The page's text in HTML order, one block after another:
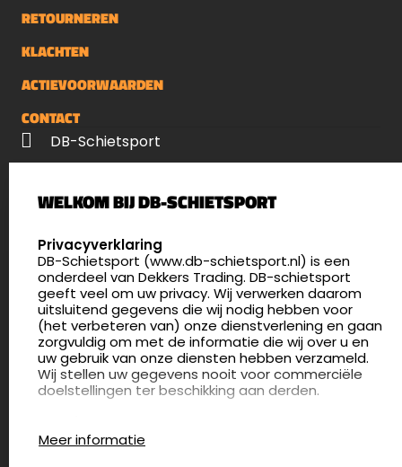
RETOURNEREN
KLACHTEN
ACTIEVOORWAARDEN
CONTACT
DB-Schietsport
5411 LX Zeeland
4.8
172 beoordelingen
info@db-schietsport.nl
Openingstijden
Dinsdag en donderdag: 13:00 - 17:00 én 18:00 - 21:00
uur
Afspraak maken
WELKOM BIJ DB-SCHIETSPORT
SELECT LANGUAGE
Privacyverklaring
DB-Schietsport (www.db-schietsport.nl) is een
onderdeel van Dekkers Trading. DB-schietsport
geeft veel om uw privacy. Wij verwerken daarom
uitsluitend gegevens die wij nodig hebben voor
(het verbeteren van) onze dienstverlening en gaan
zorgvuldig om met de informatie die wij over u en
uw gebruik van onze diensten hebben verzameld.
Wij stellen uw gegevens nooit voor commerciële
doelstellingen ter beschikking aan derden.
Meer informatie